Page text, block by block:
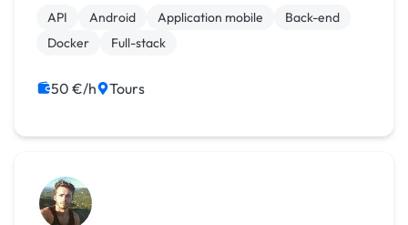
dernier. N'hésitez pas à me contacter, au pla...
API Android Application mobile
Back-end
Docker
Full-stack
50 €/h Tours